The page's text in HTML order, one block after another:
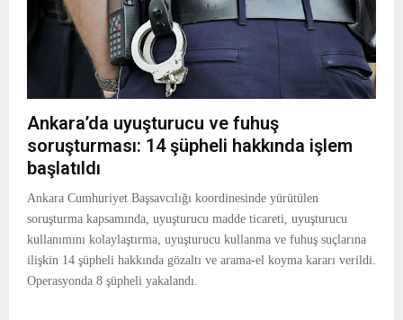
Ankara’da uyuşturucu ve fuhuş
soruşturması: 14 şüpheli hakkında işlem
başlatıldı
Ankara Cumhuriyet Başsavcılığı koordinesinde yürütülen
soruşturma kapsamında, uyuşturucu madde ticareti, uyuşturucu
kullanımını kolaylaştırma, uyuşturucu kullanma ve fuhuş suçlarına
ilişkin 14 şüpheli hakkında gözaltı ve arama-el koyma kararı verildi.
Operasyonda 8 şüpheli yakalandı.